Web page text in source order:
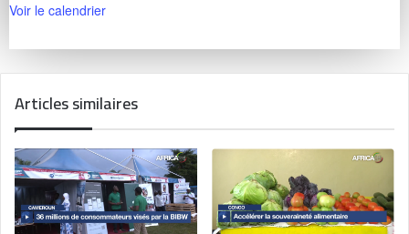
Voir le calendrier
Articles similaires